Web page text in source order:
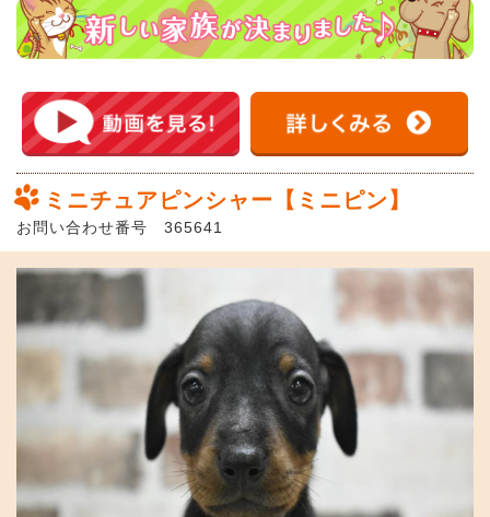
ミニチュアピンシャー【ミニピン】
お問い合わせ番号 365641